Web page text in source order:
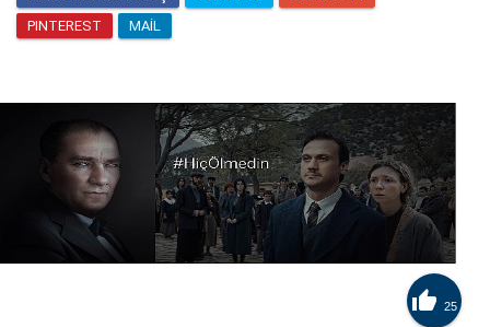
PINTEREST
MAIL
 25